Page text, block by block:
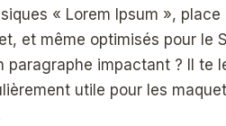
« Lorem Ipsum »,
et même optimisés pour le
paragraphe impactant ? Il te
utile pour les